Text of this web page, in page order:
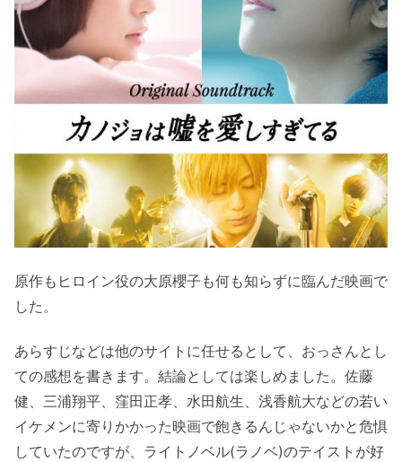
原作もヒロイン役の大原櫻子も何も知らずに臨んだ映画で
した。
あらすじなどは他のサイトに任せるとして、おっさんとし
ての感想を書きます。結論としては楽しめました。佐藤
健、三浦翔平、窪田正孝、水田航生、浅香航大などの若い
イケメンに寄りかかった映画で飽きるんじゃないかと危惧
していたのですが、ライトノベル(ラノベ)のテイストが好